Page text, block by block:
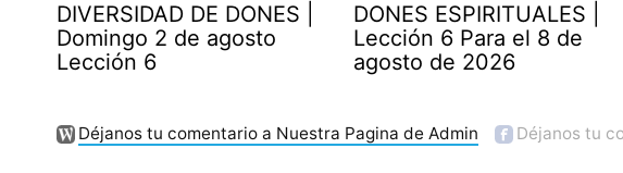
DIVERSIDAD DE DONES |
Domingo 2 de agosto
Lección 6
DONES ESPIRITUALES |
Lección 6 Para el 8 de
agosto de 2026
Déjanos tu comentario a Nuestra Pagina de Admin Déjanos tu